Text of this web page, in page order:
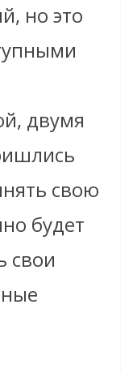
но это
двумя
свою
будет
свои